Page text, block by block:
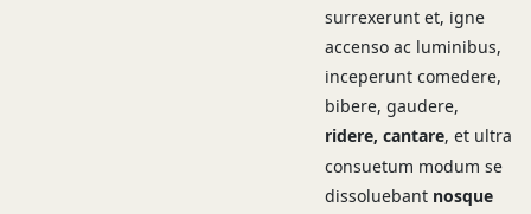
surrexerunt et, igne
accenso ac luminibus,
inceperunt comedere,
bibere, gaudere,
ridere, cantare, et ultra
consuetum modum se
dissoluebant nosque